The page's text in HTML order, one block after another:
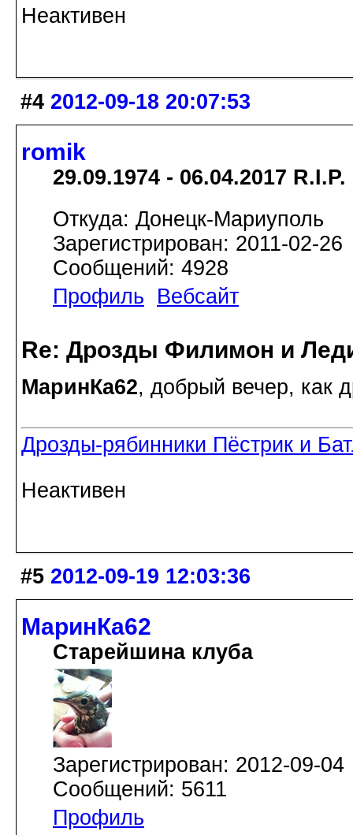
Неактивен
#4 2012-09-18 20:07:53
romik
29.09.1974 - 06.04.2017 R.I.P.
Откуда: Донецк-Мариуполь
Зарегистрирован: 2011-02-26
Сообщений: 4928
Профиль
Вебсайт
Re: Дрозды Филимон и
МаринКа62, добрый вечер, как
Дрозды-рябинники Пёстрик и
Неактивен
#5 2012-09-19 12:03:36
МаринКа62
Старейшина клуба
Зарегистрирован: 2012-09-04
Сообщений: 5611
Профиль